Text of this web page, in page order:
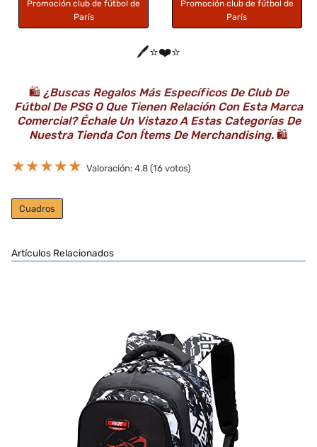
Promoción club de fútbol de
París
Promoción club de fútbol de
París
🖊️⭐️❤️⭐️
🛍️ ¿Buscas Regalos Más Específicos De Club De
Fútbol De PSG O Que Tienen Relación Con Esta Marca
Comercial? Échale Un Vistazo A Estas Categorías De
Nuestra Tienda Con Ítems De Merchandising. 🛍️
★★★★★ Valoración: 4.8 (16 votos)
Cuadros
Artículos Relacionados